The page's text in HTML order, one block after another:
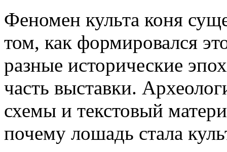
Феномен культа коня
том, как формировался
разные исторические
часть выставки.
схемы и текстовый
почему лошадь стала